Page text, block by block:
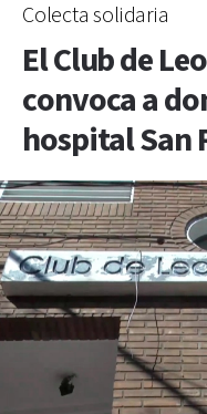
Colecta solidaria
El Club de
convoca a
hospital San